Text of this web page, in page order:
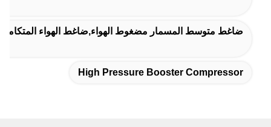
ضاغط متوسط المسمار مضغوط الهواء,ضاغط الهواء
High Pressure Booster Compressor